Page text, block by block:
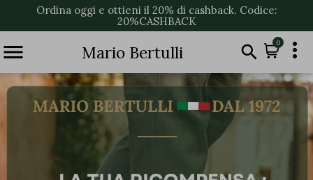
Ordina oggi e ottieni il 20% di cashback. Codice:
20%CASHBACK
 Mario Bertulli  0 